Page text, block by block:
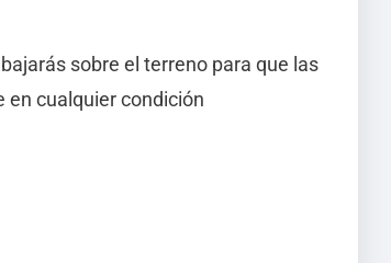
sobre el terreno para que las
en cualquier condición